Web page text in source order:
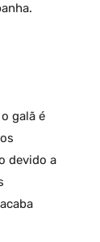
galã é
devido a